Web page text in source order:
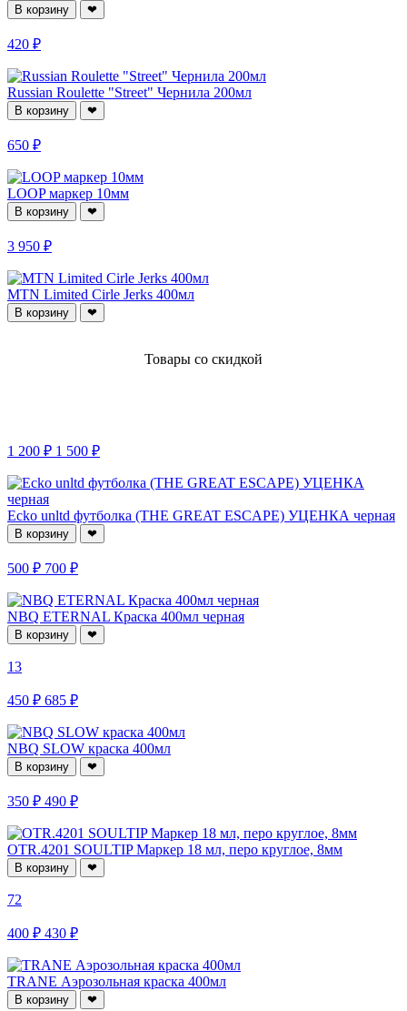
В корзину ❤
420 ₽
Russian Roulette "Street" Чернила 200мл
В корзину ❤
650 ₽
LOOP маркер 10мм
В корзину ❤
3 950 ₽
MTN Limited Cirle Jerks 400мл
В корзину ❤
Товары со скидкой
1 200 ₽ 1 500 ₽
Ecko unltd футболка (THE GREAT ESCAPE) УЦЕНКА черная
В корзину ❤
500 ₽ 700 ₽
NBQ ETERNAL Краска 400мл черная
В корзину ❤
13
450 ₽ 685 ₽
NBQ SLOW краска 400мл
В корзину ❤
350 ₽ 490 ₽
OTR.4201 SOULTIP Маркер 18 мл, перо круглое, 8мм
В корзину ❤
72
400 ₽ 430 ₽
TRANE Аэрозольная краска 400мл
В корзину ❤